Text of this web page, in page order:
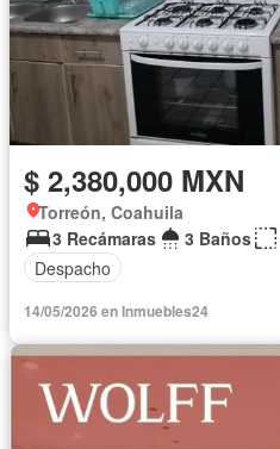
$ 2,380,000 MXN
Torreón, Coahuila
3 Recámaras
3 Baños
Despacho
14/05/2026 en Inmuebles24